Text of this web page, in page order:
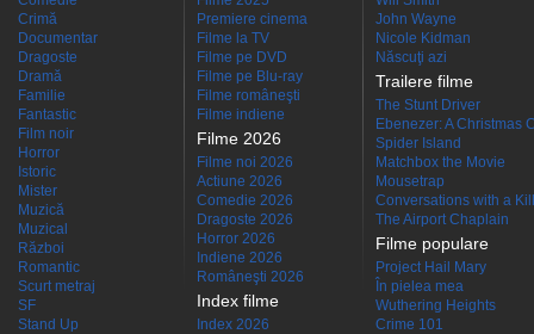
Crimă
Documentar
Dragoste
Dramă
Familie
Fantastic
Film noir
Horror
Istoric
Mister
Muzică
Muzical
Război
Romantic
Scurt metraj
SF
Stand Up
Premiere cinema
Filme la TV
Filme pe DVD
Filme pe Blu-ray
Filme româneşti
Filme indiene
Filme 2026
Filme noi 2026
Actiune 2026
Comedie 2026
Dragoste 2026
Horror 2026
Indiene 2026
Româneşti 2026
Index filme
Index 2026
John Wayne
Nicole Kidman
Născuţi azi
Trailere filme
The Stunt Driver
Ebenezer: A Christmas
Spider Island
Matchbox the Movie
Mousetrap
Conversations with a
The Airport Chaplain
Filme populare
Project Hail Mary
În pielea mea
Wuthering Heights
Crime 101